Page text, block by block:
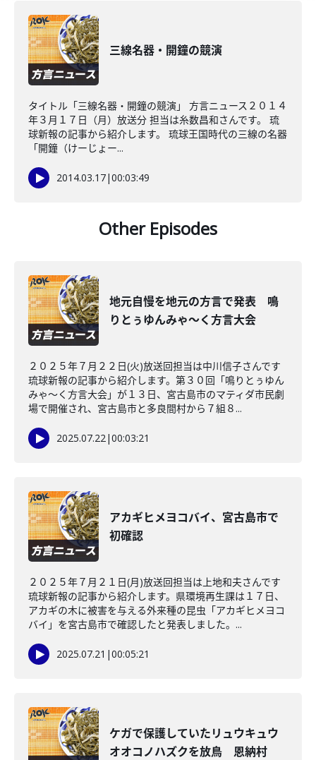
三線名器・開鐘の競演
タイトル「三線名器・開鐘の競演」 方言ニュース２０１４
年３月１７日（月）放送分 担当は糸数昌和さんです。 琉
球新報の記事から紹介します。 琉球王国時代の三線の名器
「開鐘（けーじょー...
2014.03.17|00:03:49
Other Episodes
地元自慢を地元の方言で発表 鳴
りとぅゆんみゃ～く方言大会
２０２５年７月２２日(火)放送回担当は中川信子さんです
琉球新報の記事から紹介します。第３０回「鳴りとぅゆん
みゃ～く方言大会」が１３日、宮古島市のマティダ市民劇
場で開催され、宮古島市と多良間村から７組８...
2025.07.22|00:03:21
アカギヒメヨコバイ、宮古島市で
初確認
２０２５年７月２１日(月)放送回担当は上地和夫さんです
琉球新報の記事から紹介します。県環境再生課は１７日、
アカギの木に被害を与える外来種の昆虫「アカギヒメヨコ
バイ」を宮古島市で確認したと発表しました。...
2025.07.21 |00:05:21
ケガで保護していたリュウキュウ
オオコノハズクを放鳥 恩納村